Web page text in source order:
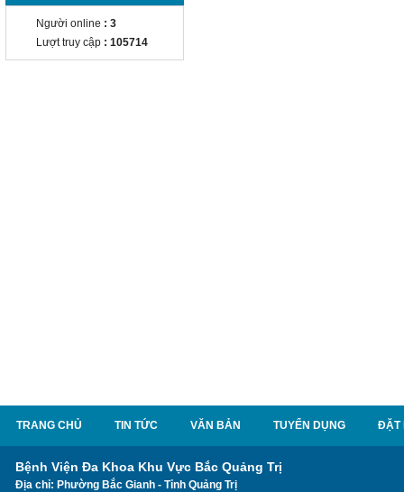
Người online : 3
Lượt truy cập : 105714
TRANG CHỦ TIN TỨC VĂN BẢN TUYỂN DỤNG ĐẶT
Bệnh Viện Đa Khoa Khu Vực Bắc Quảng Trị
Địa chỉ: Phường Bắc Gianh - Tỉnh Quảng Trị